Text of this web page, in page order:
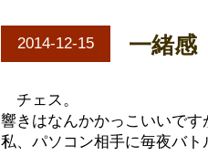
2014-12-15 一緒感
チェス。
響きはなんかかっこいいです
私、パソコン相手に毎夜バト